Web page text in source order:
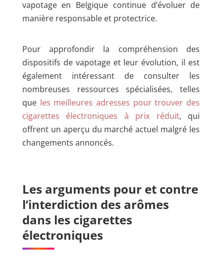
vapotage en Belgique continue d’évoluer de
manière responsable et protectrice.
Pour approfondir la compréhension des
dispositifs de vapotage et leur évolution, il est
également intéressant de consulter les
nombreuses ressources spécialisées, telles
que les meilleures adresses pour trouver des
cigarettes électroniques à prix réduit, qui
offrent un aperçu du marché actuel malgré les
changements annoncés.
Les arguments pour et contre
l’interdiction des arômes
dans les cigarettes
électroniques